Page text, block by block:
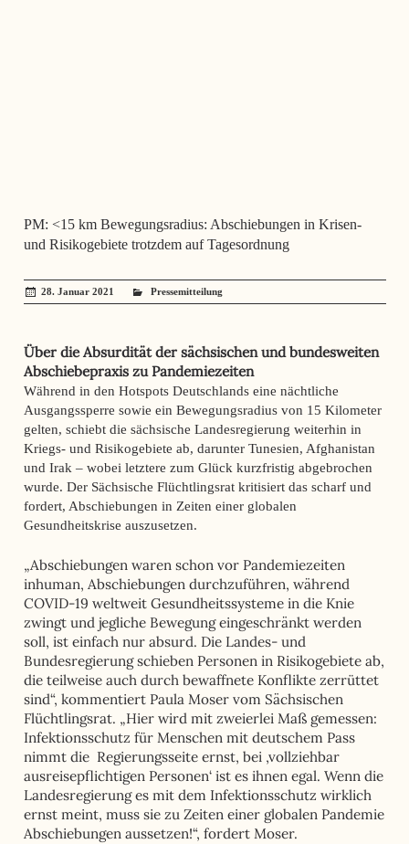
PM: <15 km Bewegungsradius: Abschiebungen in Krisen-
und Risikogebiete trotzdem auf Tagesordnung
28. Januar 2021 administrator
Pressemitteilung
Über die Absurdität der sächsischen und bundesweiten
Abschiebepraxis zu Pandemiezeiten
Während in den Hotspots Deutschlands eine nächtliche
Ausgangssperre sowie ein Bewegungsradius von 15 Kilometer
gelten, schiebt die sächsische Landesregierung weiterhin in
Kriegs- und Risikogebiete ab, darunter Tunesien, Afghanistan
und Irak – wobei letztere zum Glück kurzfristig abgebrochen
wurde. Der Sächsische Flüchtlingsrat kritisiert das scharf und
fordert, Abschiebungen in Zeiten einer globalen
Gesundheitskrise auszusetzen.
„Abschiebungen waren schon vor Pandemiezeiten
inhuman, Abschiebungen durchzuführen, während
COVID-19 weltweit Gesundheitssysteme in die Knie
zwingt und jegliche Bewegung eingeschränkt werden
soll, ist einfach nur absurd. Die Landes- und
Bundesregierung schieben Personen in Risikogebiete ab,
die teilweise auch durch bewaffnete Konflikte zerrüttet
sind“, kommentiert Paula Moser vom Sächsischen
Flüchtlingsrat. „Hier wird mit zweierlei Maß gemessen:
Infektionsschutz für Menschen mit deutschem Pass
nimmt die Regierungsseite ernst, bei ‚vollziehbar
ausreisepflichtigen Personen‘ ist es ihnen egal. Wenn die
Landesregierung es mit dem Infektionsschutz wirklich
ernst meint, muss sie zu Zeiten einer globalen Pandemie
Abschiebungen aussetzen!“, fordert Moser.